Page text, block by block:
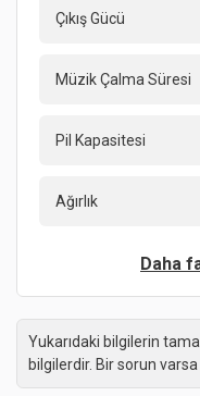
Çıkış Gücü
Müzik Çalma Süresi
Pil Kapasitesi
Ağırlık
Daha
Yukarıdaki bilgilerin
bilgilerdir. Bir sorun varsa